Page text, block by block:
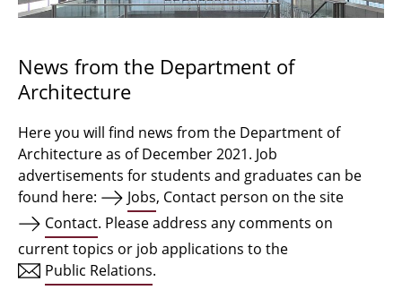
Bachelor Architecture+
Qualification profile
Semester Programme
Internationales
Facilities
News from the Department of
Architecture
Here you will find news from the Department of
Architecture as of December 2021. Job
advertisements for students and graduates can be
found here:
Jobs, Contact person on the site
Contact. Please address any comments on
current topics or job applications to the
Public Relations.